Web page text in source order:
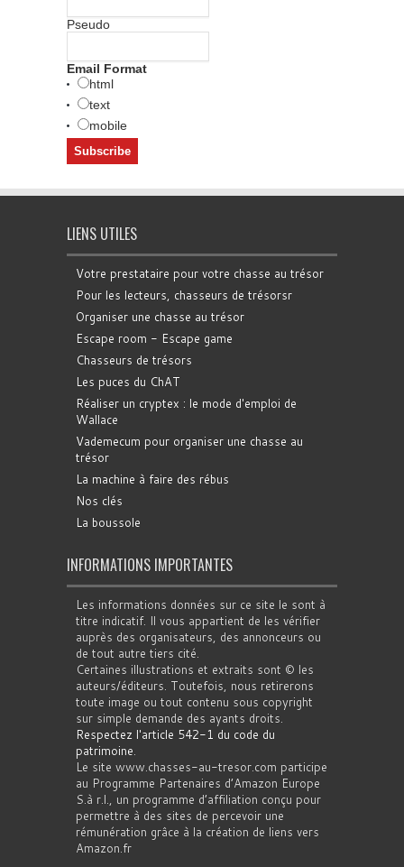
Pseudo
Email Format
html
text
mobile
LIENS UTILES
Votre prestataire pour votre chasse au trésor
Pour les lecteurs, chasseurs de trésorsr
Organiser une chasse au trésor
Escape room - Escape game
Chasseurs de trésors
Les puces du ChAT
Réaliser un cryptex : le mode d'emploi de
Wallace
Vademecum pour organiser une chasse au
trésor
La machine à faire des rébus
Nos clés
La boussole
INFORMATIONS IMPORTANTES
Les informations données sur ce site le sont à
titre indicatif. Il vous appartient de les vérifier
auprès des organisateurs, des annonceurs ou
de tout autre tiers cité.
Certaines illustrations et extraits sont © les
auteurs/éditeurs. Toutefois, nous retirerons
toute image ou tout contenu sous copyright
sur simple demande des ayants droits.
Respectez l'article 542-1 du code du
patrimoine.
Le site www.chasses-au-tresor.com participe
au Programme Partenaires d’Amazon Europe
S.à r.l., un programme d’affiliation conçu pour
permettre à des sites de percevoir une
rémunération grâce à la création de liens vers
Amazon.fr